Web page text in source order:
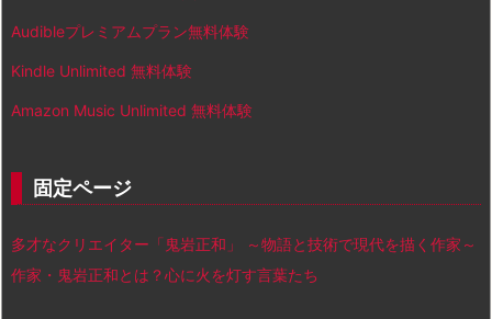
Audibleプレミアムプラン無料体験
Kindle Unlimited 無料体験
Amazon Music Unlimited 無料体験
固定ページ
多才なクリエイター「鬼岩正和」 ～物語と技術で現代を描く作家～
作家・鬼岩正和とは？心に火を灯す言葉たち